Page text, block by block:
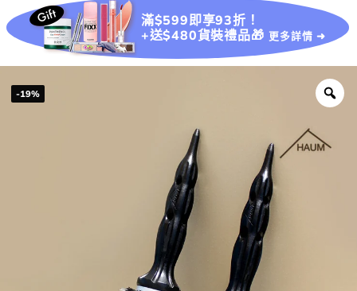
滿$599即享93折！
+送$480貨裝禮品🎁 更多詳情 ➜
-19%